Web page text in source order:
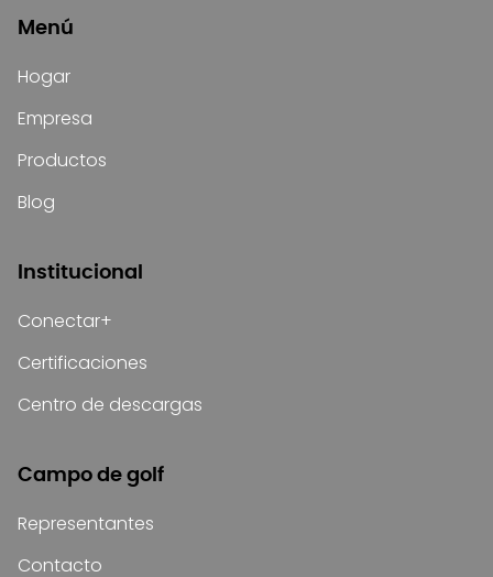
Menú
Hogar
Empresa
Productos
Blog
Institucional
Conectar+
Certificaciones
Centro de descargas
Campo de golf
Representantes
Contacto